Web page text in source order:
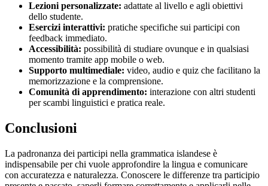
Lezioni personalizzate: adattate al livello e agli obiettivi
dello studente.
Esercizi interattivi: pratiche specifiche sui participi con
feedback immediato.
Accessibilità: possibilità di studiare ovunque e in qualsiasi
momento tramite app mobile o web.
Supporto multimediale: video, audio e quiz che facilitano la
memorizzazione e la comprensione.
Comunità di apprendimento: interazione con altri studenti
per scambi linguistici e pratica reale.
Conclusioni
La padronanza dei participi nella grammatica islandese è
indispensabile per chi vuole approfondire la lingua e comunicare
con accuratezza e naturalezza. Conoscere le differenze tra participio